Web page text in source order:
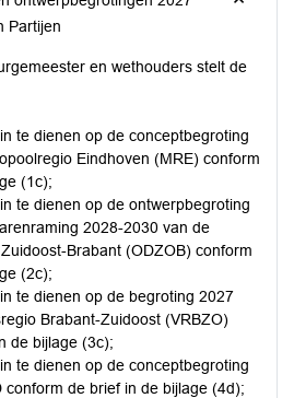
Partijen
en wethouders stelt de
te dienen op de conceptbegroting
Eindhoven (MRE) conform
(1c);
te dienen op de ontwerpbegroting
2028-2030 van de
Brabant (ODZOB) conform
(2c);
te dienen op de begroting 2027
Brabant-Zuidoost (VRBZO)
de bijlage (3c);
te dienen op de conceptbegroting
conform de brief in de bijlage (4d);